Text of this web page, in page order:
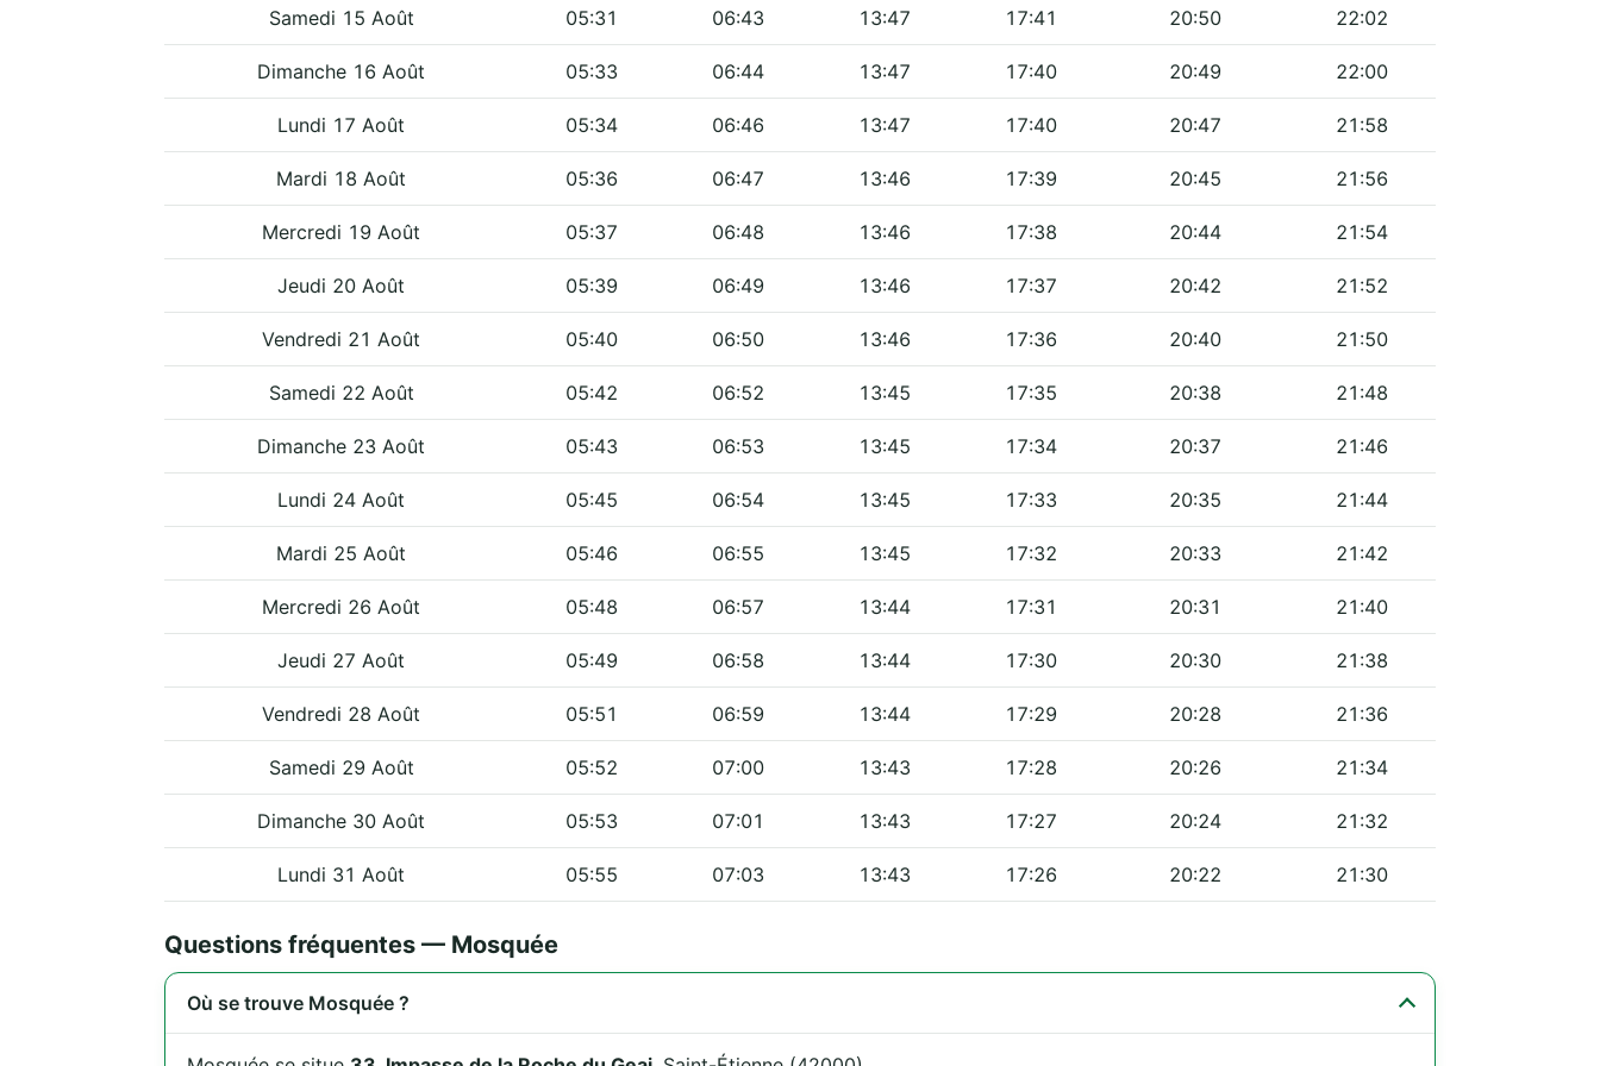
Samedi 15 Août 05:31 06:43 13:47 17:41 20:50 22:02
Dimanche 16 Août 05:33 06:44 13:47 17:40 20:49 22:00
Lundi 17 Août 05:34 06:46 13:47 17:40 20:47 21:58
Mardi 18 Août 05:36 06:47 13:46 17:39 20:45 21:56
Mercredi 19 Août 05:37 06:48 13:46 17:38 20:44 21:54
Jeudi 20 Août 05:39 06:49 13:46 17:37 20:42 21:52
Vendredi 21 Août 05:40 06:50 13:46 17:36 20:40 21:50
Samedi 22 Août 05:42 06:52 13:45 17:35 20:38 21:48
Dimanche 23 Août 05:43 06:53 13:45 17:34 20:37 21:46
Lundi 24 Août 05:45 06:54 13:45 17:33 20:35 21:44
Mardi 25 Août 05:46 06:55 13:45 17:32 20:33 21:42
Mercredi 26 Août 05:48 06:57 13:44 17:31 20:31 21:40
Jeudi 27 Août 05:49 06:58 13:44 17:30 20:30 21:38
Vendredi 28 Août 05:51 06:59 13:44 17:29 20:28 21:36
Samedi 29 Août 05:52 07:00 13:43 17:28 20:26 21:34
Dimanche 30 Août 05:53 07:01 13:43 17:27 20:24 21:32
Lundi 31 Août 05:55 07:03 13:43 17:26 20:22 21:30
Questions fréquentes — Mosquée
Où se trouve Mosquée ?